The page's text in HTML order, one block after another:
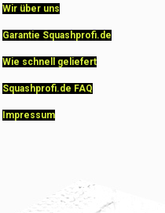
Wir über uns
Garantie Squashprofi.de
Wie schnell geliefert
Squashprofi.de FAQ
Impressum